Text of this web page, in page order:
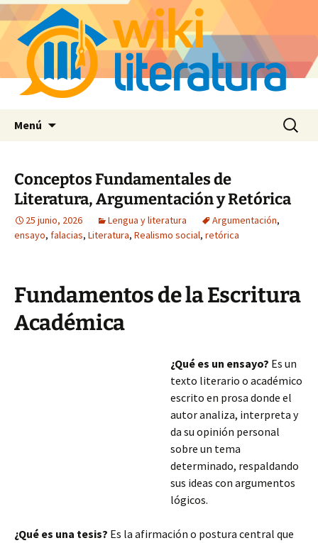
Menú Buscar:
Conceptos Fundamentales de
Literatura, Argumentación y Retórica
25 junio, 2026 Lengua y literatura Argumentación,
ensayo, falacias, Literatura, Realismo social, retórica
Fundamentos de la Escritura
Académica
¿Qué es un ensayo? Es un
texto literario o académico
escrito en prosa donde el
autor analiza, interpreta y
da su opinión personal
sobre un tema
determinado, respaldando
sus ideas con argumentos
lógicos.
¿Qué es una tesis? Es la afirmación o postura central que